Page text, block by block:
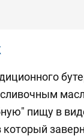
сливочным
пищу в
который